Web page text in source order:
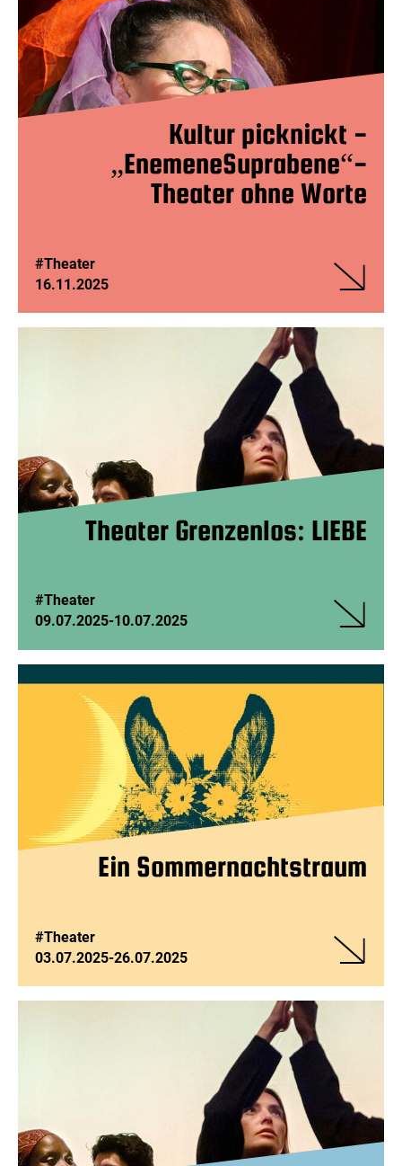
Kultur picknickt -
„EnemeneSuprabene“-
Theater ohne Worte
#Theater
16.11.2025
Kultur
Theater
ohne
Theater Grenzenlos: LIEBE
#Theater
09.07.2025-10.07.2025
Theater
Ein Sommernachtstraum
#Theater
03.07.2025-26.07.2025
Ein